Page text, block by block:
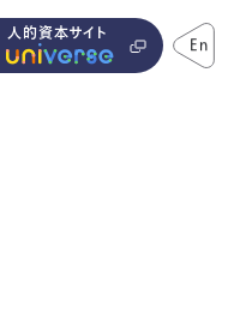
人的資本サイト En